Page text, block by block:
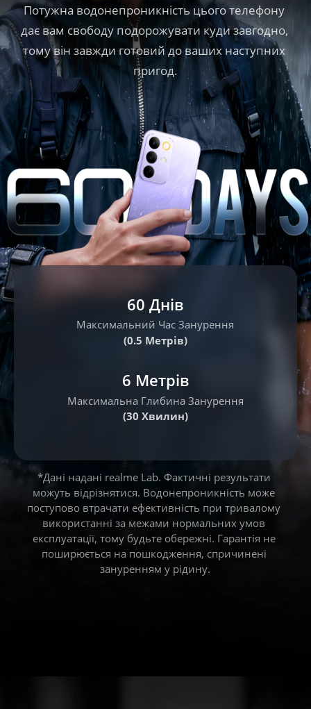
*Дані надані realme Lab. Фактичні результати
можуть відрізнятися. Водонепроникність може
поступово втрачати ефективність при тривалому
використанні за межами нормальних умов
експлуатації, тому будьте обережні. Гарантія не
поширюється на пошкодження, спричинені
зануренням у рідину.
(30 Хвилин)
Максимальна Глибина Занурення
6 Метрів
(0.5 Метрів)
Максимальний Час Занурення
60 Днів
Потужна водонепроникність цього телефону
дає вам свободу подорожувати куди завгодно,
тому він завжди готовий до ваших наступних
пригод.